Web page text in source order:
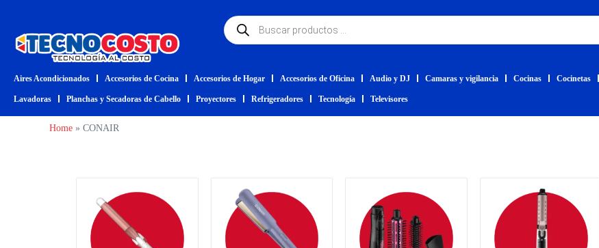
Aires Acondicionados Accesorios de Cocina Accesorios de Hogar Accesorios de Oficina Audio y DJ Camaras y vigilancia Cocinas Cocinetas
Lavadoras Planchas y Secadoras de Cabello Proyectores Refrigeradores Tecnología Televisores
Home » CONAIR